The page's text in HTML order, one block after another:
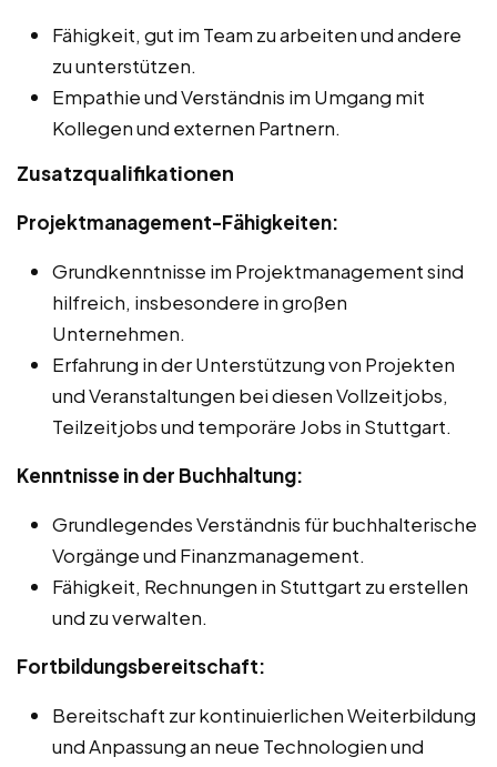
Fähigkeit, gut im Team zu arbeiten und andere
zu unterstützen.
Empathie und Verständnis im Umgang mit
Kollegen und externen Partnern.
Zusatzqualifikationen
Projektmanagement-Fähigkeiten:
Grundkenntnisse im Projektmanagement sind
hilfreich, insbesondere in großen
Unternehmen.
Erfahrung in der Unterstützung von Projekten
und Veranstaltungen bei diesen Vollzeitjobs,
Teilzeitjobs und temporäre Jobs in Stuttgart.
Kenntnisse in der Buchhaltung:
Grundlegendes Verständnis für buchhalterische
Vorgänge und Finanzmanagement.
Fähigkeit, Rechnungen in Stuttgart zu erstellen
und zu verwalten.
Fortbildungsbereitschaft:
Bereitschaft zur kontinuierlichen Weiterbildung
und Anpassung an neue Technologien und